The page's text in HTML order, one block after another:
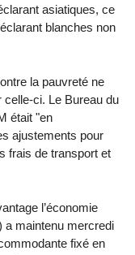
asiatiques, ce
blanches non
la pauvreté ne
celle-ci. Le Bureau du
était "en
ajustements pour
frais de transport et
l’économie
a maintenu mercredi
fixé en